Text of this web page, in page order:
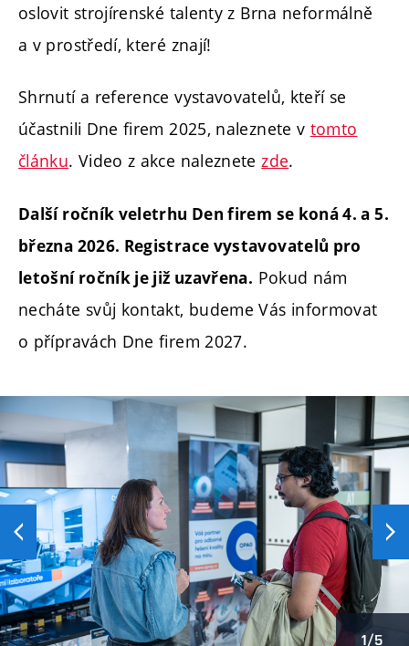
oslovit strojírenské talenty z Brna neformálně
a v prostředí, které znají!
Shrnutí a reference vystavovatelů, kteří se
účastnili Dne firem 2025, naleznete v tomto
článku. Video z akce naleznetezde.
Další ročník veletrhu Den firem se koná 4. a 5.
března 2026. Registrace vystavovatelů pro
letošní ročník je již uzavřena. Pokud nám
necháte svůj kontakt, budeme Vás informovat
o přípravách Dne firem 2027.
1/5